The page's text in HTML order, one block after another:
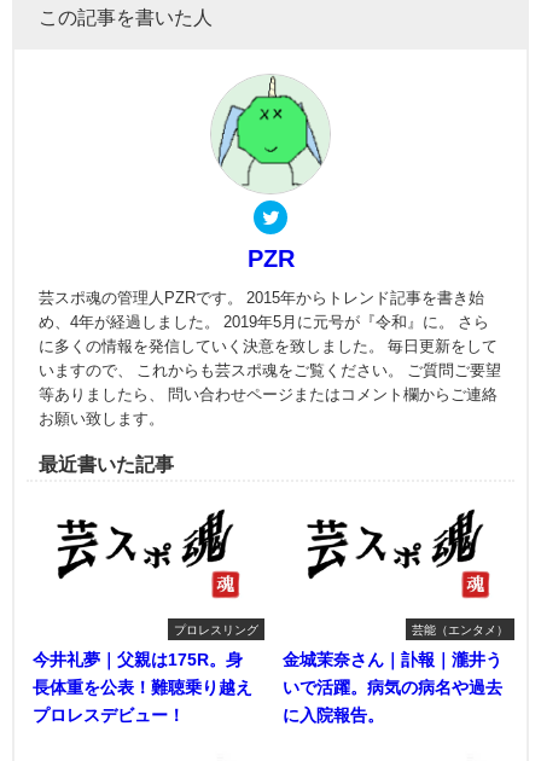
この記事を書いた人
PZR
芸スポ魂の管理人PZRです。 2015年からトレンド記事を書き始
め、4年が経過しました。 2019年5月に元号が『令和』に。 さら
に多くの情報を発信していく決意を致しました。 毎日更新をして
いますので、 これからも芸スポ魂をご覧ください。 ご質問ご要望
等ありましたら、 問い合わせページまたはコメント欄からご連絡
お願い致します。
最近書いた記事
プロレスリング
今井礼夢｜父親は175R。身
長体重を公表！難聴乗り越え
プロレスデビュー！
芸能（エンタメ）
金城茉奈さん｜訃報｜瀧井う
いで活躍。病気の病名や過去
に入院報告。